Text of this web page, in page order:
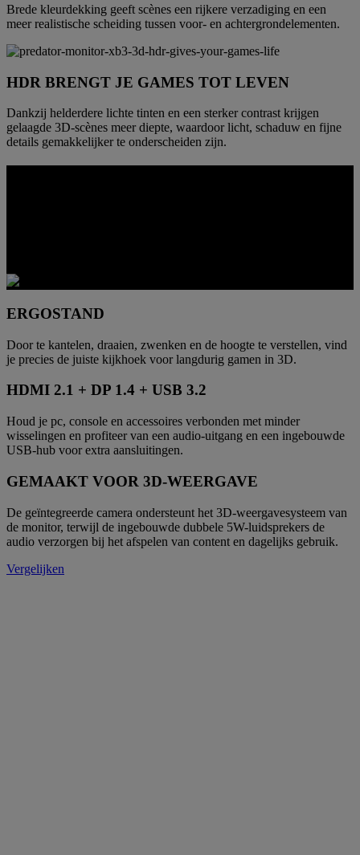
Brede kleurdekking geeft scènes een rijkere verzadiging en een
meer realistische scheiding tussen voor- en achtergrondelementen.
HDR BRENGT JE GAMES TOT LEVEN
Dankzij helderdere lichte tinten en een sterker contrast krijgen
gelaagde 3D-scènes meer diepte, waardoor licht, schaduw en fijne
details gemakkelijker te onderscheiden zijn.
ERGOSTAND
Door te kantelen, draaien, zwenken en de hoogte te verstellen, vind
je precies de juiste kijkhoek voor langdurig gamen in 3D.
HDMI 2.1 + DP 1.4 + USB 3.2
Houd je pc, console en accessoires verbonden met minder
wisselingen en profiteer van een audio-uitgang en een ingebouwde
USB-hub voor extra aansluitingen.
GEMAAKT VOOR 3D-WEERGAVE
De geïntegreerde camera ondersteunt het 3D-weergavesysteem van
de monitor, terwijl de ingebouwde dubbele 5W-luidsprekers de
audio verzorgen bij het afspelen van content en dagelijks gebruik.
Vergelijken